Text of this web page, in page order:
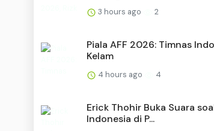
3 hours ago 2
Piala AFF 2026: Timnas
Kelam
4 hours ago 4
Erick Thohir Buka Suara
Indonesia di P...